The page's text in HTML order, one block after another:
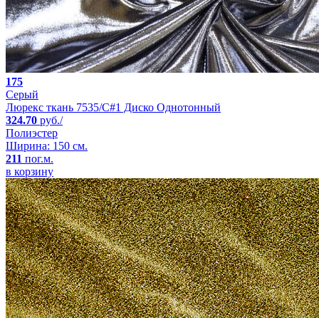
175
Серый
Люрекс ткань 7535/C#1 Диско Однотонный
324.70 руб./
Полиэстер
Ширина: 150 см.
211 пог.м.
в корзину